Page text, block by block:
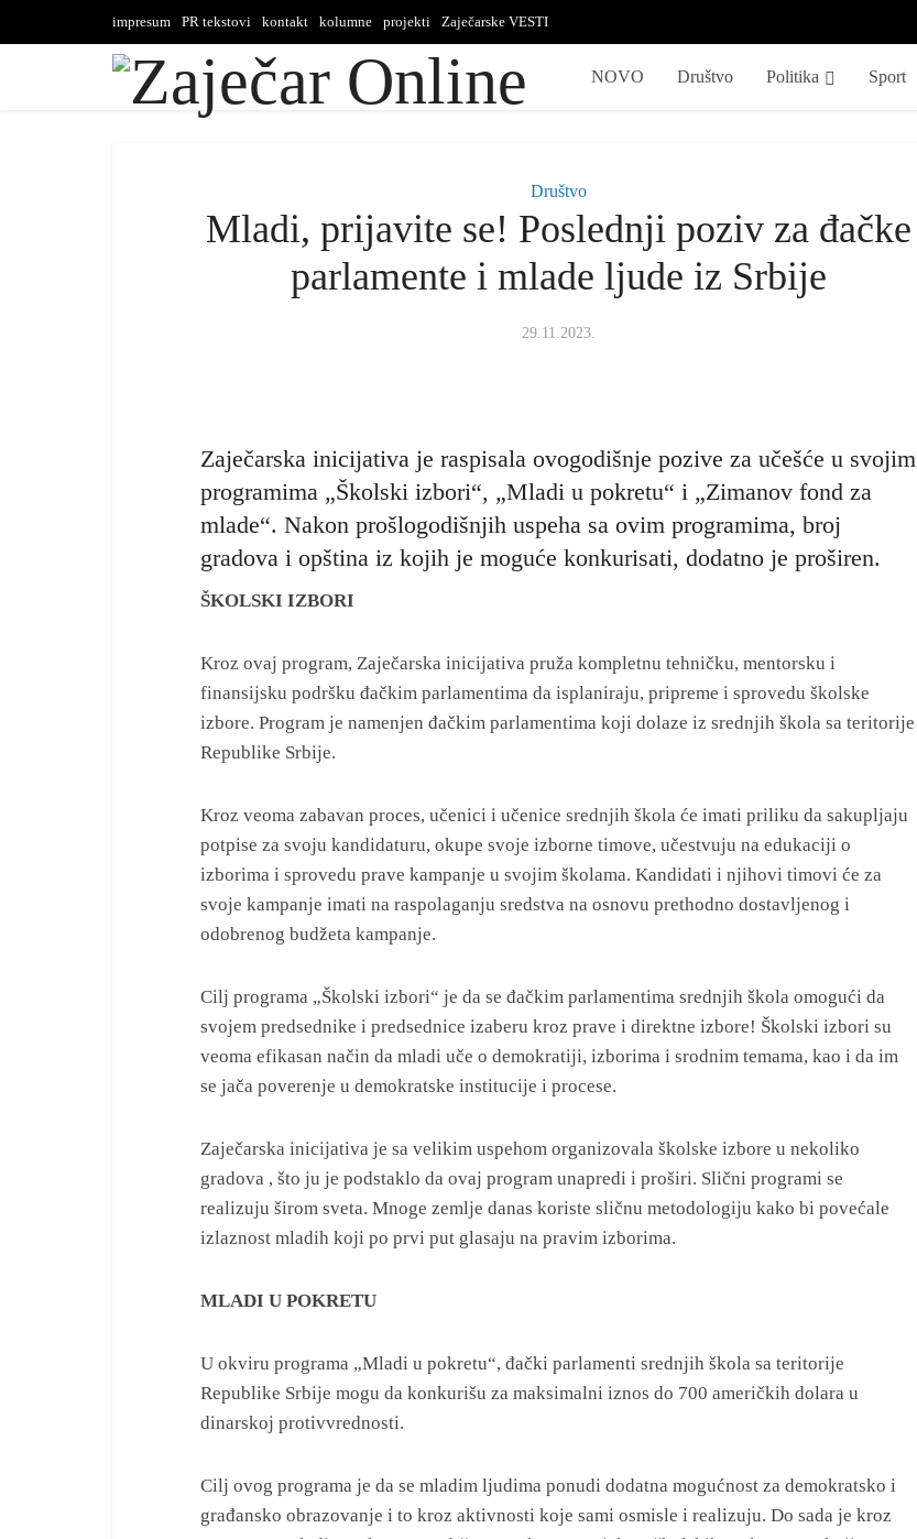
impresum PR tekstovi kontakt kolumne projekti Zaječarske VESTI
NOVO Društvo Politika Sport
Društvo
Mladi, prijavite se! Poslednji poziv za đačke
parlamente i mlade ljude iz Srbije
29.11.2023.
Zaječarska inicijativa je raspisala ovogodišnje pozive za učešće u svojim
programima „Školski izbori“, „Mladi u pokretu“ i „Zimanov fond za
mlade“. Nakon prošlogodišnjih uspeha sa ovim programima, broj
gradova i opština iz kojih je moguće konkurisati, dodatno je proširen.
ŠKOLSKI IZBORI
Kroz ovaj program, Zaječarska inicijativa pruža kompletnu tehničku, mentorsku i
finansijsku podršku đačkim parlamentima da isplaniraju, pripreme i sprovedu školske
izbore. Program je namenjen đačkim parlamentima koji dolaze iz srednjih škola sa teritorije
Republike Srbije.
Kroz veoma zabavan proces, učenici i učenice srednjih škola će imati priliku da sakupljaju
potpise za svoju kandidaturu, okupe svoje izborne timove, učestvuju na edukaciji o
izborima i sprovedu prave kampanje u svojim školama. Kandidati i njihovi timovi će za
svoje kampanje imati na raspolaganju sredstva na osnovu prethodno dostavljenog i
odobrenog budžeta kampanje.
Cilj programa „Školski izbori“ je da se đačkim parlamentima srednjih škola omogući da
svojem predsednike i predsednice izaberu kroz prave i direktne izbore! Školski izbori su
veoma efikasan način da mladi uče o demokratiji, izborima i srodnim temama, kao i da im
se jača poverenje u demokratske institucije i procese.
Zaječarska inicijativa je sa velikim uspehom organizovala školske izbore u nekoliko
gradova , što ju je podstaklo da ovaj program unapredi i proširi. Slični programi se
realizuju širom sveta. Mnoge zemlje danas koriste sličnu metodologiju kako bi povećale
izlaznost mladih koji po prvi put glasaju na pravim izborima.
MLADI U POKRETU
U okviru programa „Mladi u pokretu“, đački parlamenti srednjih škola sa teritorije
Republike Srbije mogu da konkurišu za maksimalni iznos do 700 američkih dolara u
dinarskoj protivvrednosti.
Cilj ovog programa je da se mladim ljudima ponudi dodatna mogućnost za demokratsko i
građansko obrazovanje i to kroz aktivnosti koje sami osmisle i realizuju. Do sada je kroz